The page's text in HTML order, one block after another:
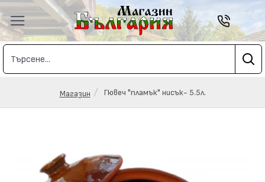
Магазин Гювеч "пламък" нисък- 5.5л.